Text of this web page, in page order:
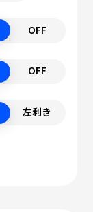
OFF
OFF
左利き